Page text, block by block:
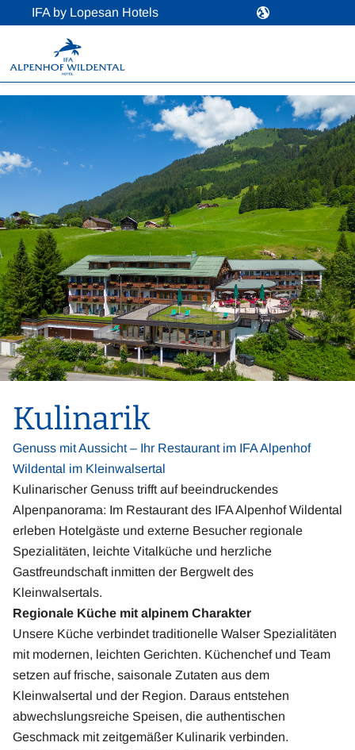
IFA by Lopesan Hotels
Kulinarik
Genuss mit Aussicht – Ihr Restaurant im IFA Alpenhof
Wildental im Kleinwalsertal
Kulinarischer Genuss trifft auf beeindruckendes
Alpenpanorama: Im Restaurant des IFA Alpenhof Wildental
erleben Hotelgäste und externe Besucher regionale
Spezialitäten, leichte Vitalküche und herzliche
Gastfreundschaft inmitten der Bergwelt des
Kleinwalsertals.
Regionale Küche mit alpinem Charakter
Unsere Küche verbindet traditionelle Walser Spezialitäten
mit modernen, leichten Gerichten. Küchenchef und Team
setzen auf frische, saisonale Zutaten aus dem
Kleinwalsertal und der Region. Daraus entstehen
abwechslungsreiche Speisen, die authentischen
Geschmack mit zeitgemäßer Kulinarik verbinden.